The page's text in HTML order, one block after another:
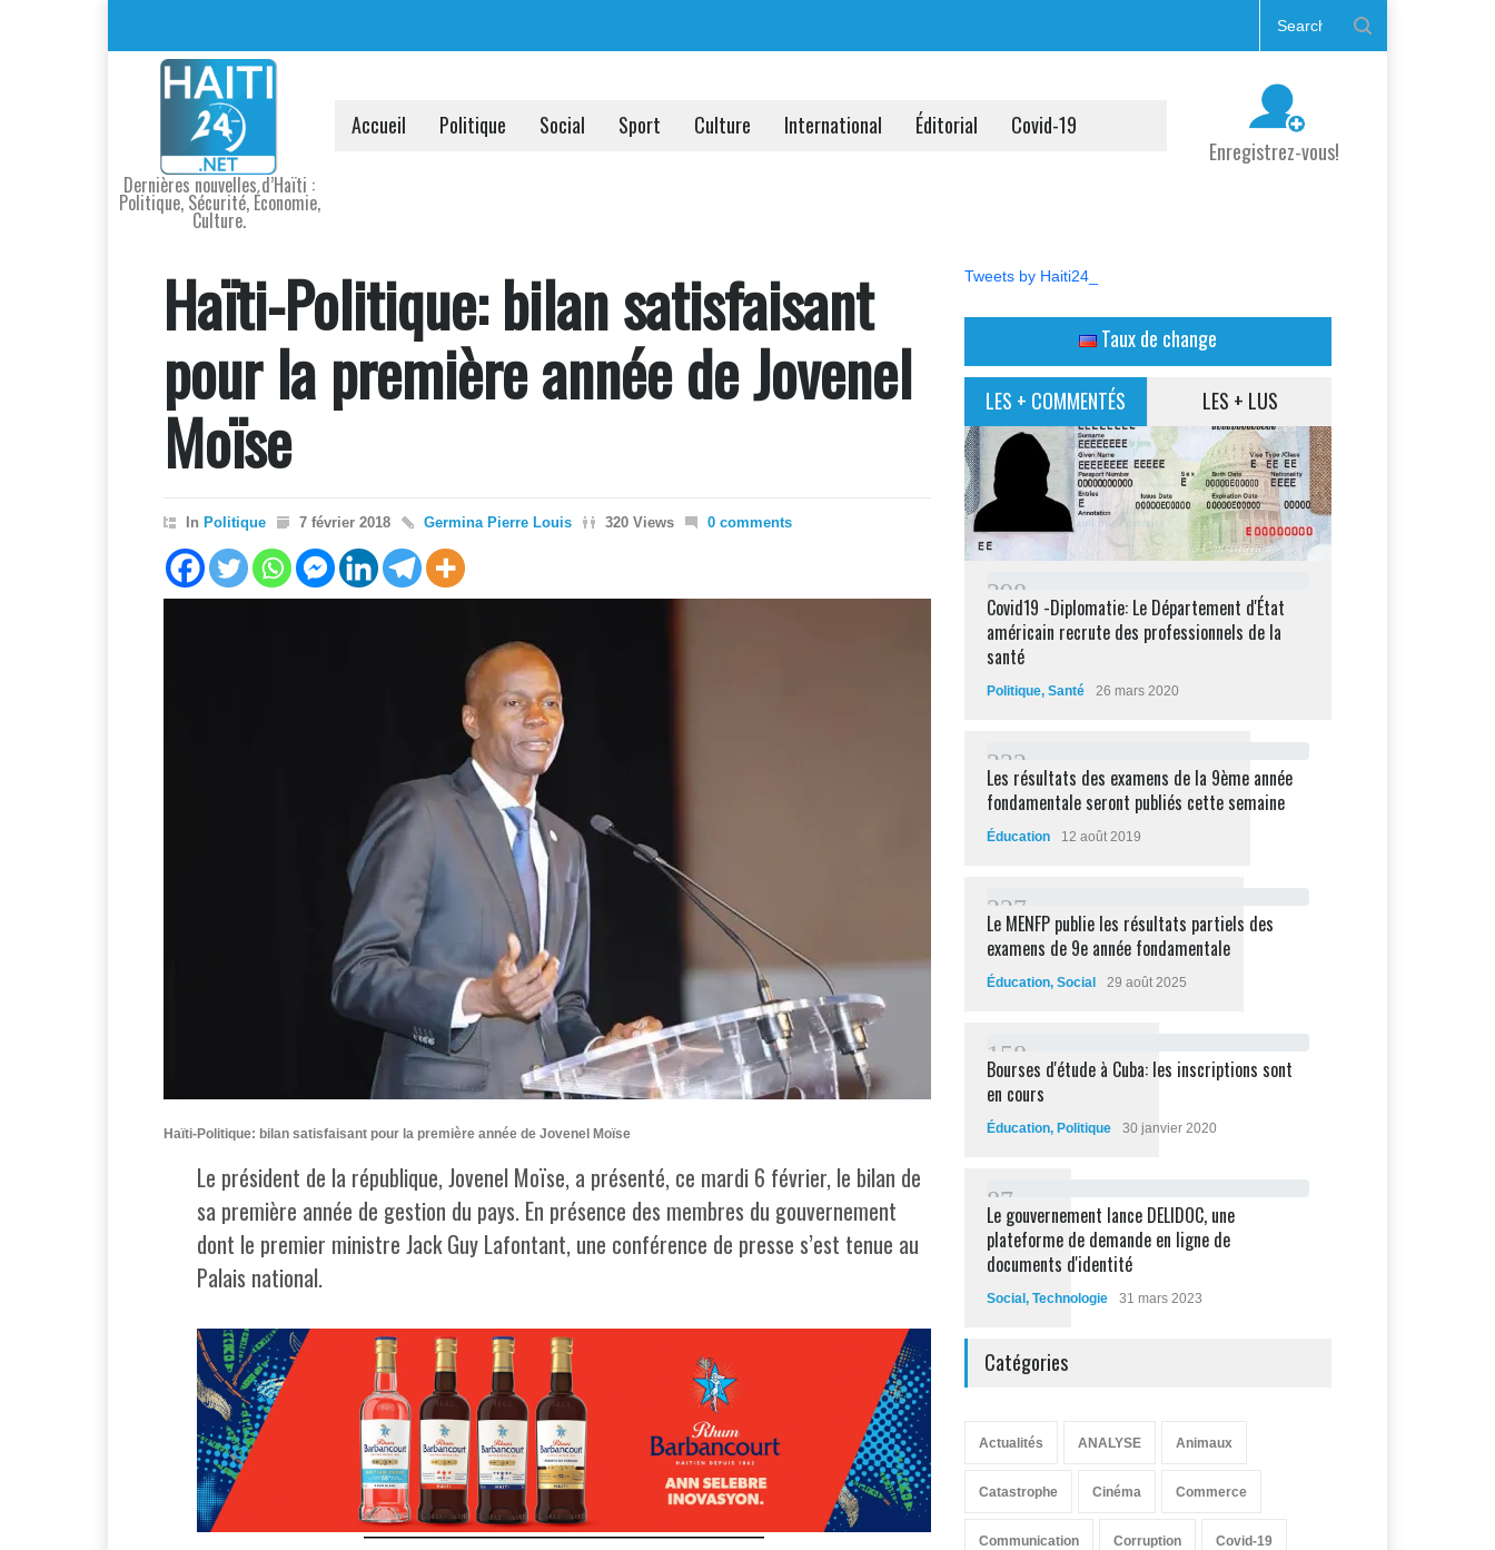
Dernières nouvelles d’Haïti :
Politique, Sécurité, Économie,
Culture.
Accueil Politique Social Sport Culture International Éditorial
Covid-19
Enregistrez-vous!
Haïti-Politique: bilan satisfaisant
pour la première année de Jovenel
Moïse
In Politique 7 février 2018 Germina Pierre Louis 320 Views 0 comments
Haïti-Politique: bilan satisfaisant pour la première année de Jovenel Moïse
Le président de la république, Jovenel Moïse, a présenté, ce mardi 6 février, le bilan de
sa première année de gestion du pays. En présence des membres du gouvernement
dont le premier ministre Jack Guy Lafontant, une conférence de presse s’est tenue au
Palais national.
Tweets by Haiti24_
Taux de change
LES + COMMENTÉS LES + LUS
298
Covid19 -Diplomatie: Le Département d'État
américain recrute des professionnels de la
santé
Politique, Santé 26 mars 2020
232
Les résultats des examens de la 9ème année
fondamentale seront publiés cette semaine
Éducation 12 août 2019
227
Le MENFP publie les résultats partiels des
examens de 9e année fondamentale
Éducation, Social 29 août 2025
1 58
Bourses d'étude à Cuba: les inscriptions sont
en cours
Éducation, Politique 30 janvier 2020
87
Le gouvernement lance DELIDOC, une
plateforme de demande en ligne de
documents d'identité
Social , Technologie 31 mars 2023
Catégories
Actualités ANALYSE Animaux
Catastrophe Cinéma Commerce
Communication Corruption Covid-19